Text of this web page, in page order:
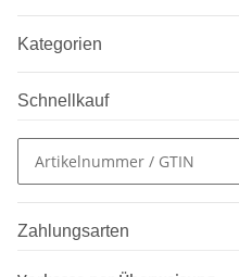
Kategorien
Schnellkauf
Zahlungsarten